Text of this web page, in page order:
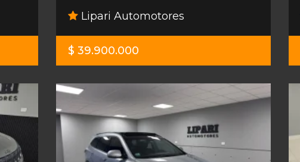
Lipari Automotores
$ 39.900.000